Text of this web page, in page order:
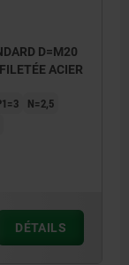
D=M20
ACIER
N=2,5
DÉTAILS